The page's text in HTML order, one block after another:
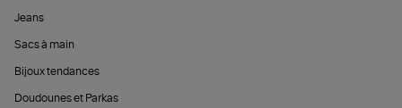
Jeans
Sacs à main
Bijoux tendances
Doudounes et Parkas